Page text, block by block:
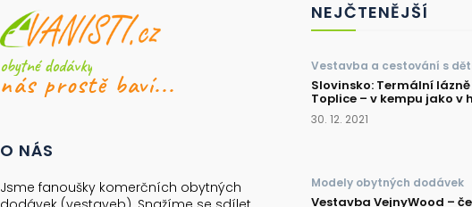
obytné dodávky
nás prostě baví...
O NÁS
Jsme fanoušky komerčních obytných
NEJČTENĚJŠÍ
Vestavba a cestování s
Slovinsko: Termální
Toplice – v kempu jako v
30. 12. 2021
Modely obytných dodávek
Vestavba VejnyWood –